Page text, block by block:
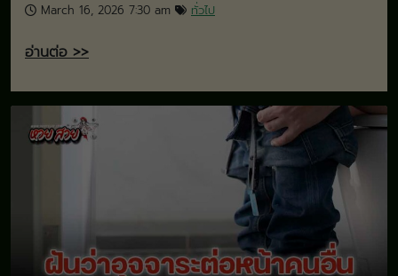
March 16, 2026 7:30 am ทั่วไป
อ่านต่อ >>